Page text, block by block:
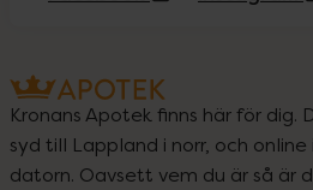
Kronans Apotek finns här för dig.
syd till Lappland i norr, och
datorn. Oavsett vem du är så är